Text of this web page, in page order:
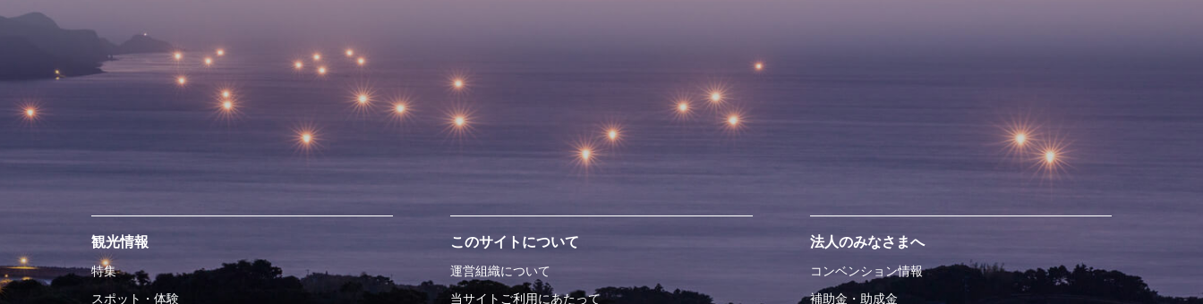
観光情報
特集
スポット・体験
このサイトについて
運営組織について
当サイトご利用にあたって
法人のみなさまへ
コンベンション情報
補助金・助成金